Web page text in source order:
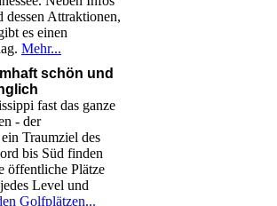
dessen Attraktionen,
es einen
Mehr...
schön und
fast das ganze
- der
Traumziel des
bis Süd finden
öffentliche Plätze
Level und
Golfplätzen...